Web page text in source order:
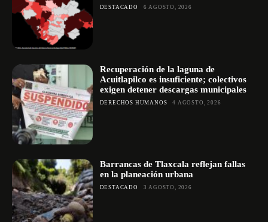
DESTACADO 6 AGOSTO, 2026
Recuperación de la laguna de
Acuitlapilco es insuficiente; colectivos
exigen detener descargas municipales
DERECHOS HUMANOS 4 AGOSTO, 2026
Barrancas de Tlaxcala reflejan fallas
en la planeación urbana
DESTACADO 3 AGOSTO, 2026